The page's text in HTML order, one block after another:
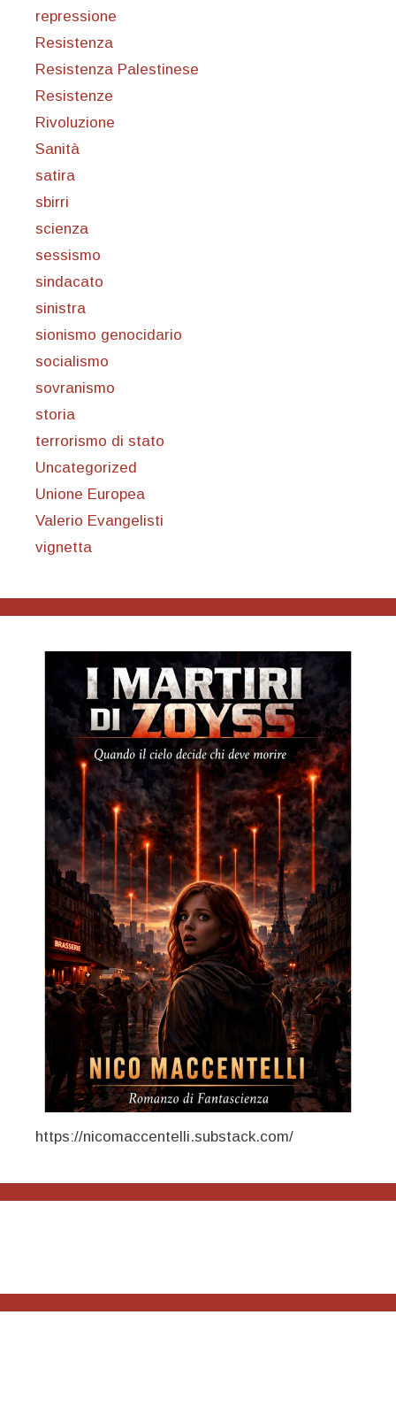
repressione
Resistenza
Resistenza Palestinese
Resistenze
Rivoluzione
Sanità
satira
sbirri
scienza
sessismo
sindacato
sinistra
sionismo genocidario
socialismo
sovranismo
storia
terrorismo di stato
Uncategorized
Unione Europea
Valerio Evangelisti
vignetta
https://nicomaccentelli.substack.com/